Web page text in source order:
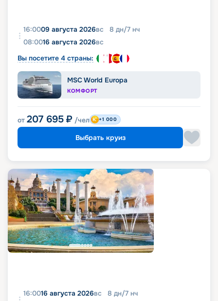
16:0009 августа 2026вс 8 дн/7 нч
08:0016 августа 2026вс
Вы посетите 4 страны:
MSC World Europa
КОМФОРТ
от 207 695 ₽ /чел +1 000
Выбрать круиз
16:0016 августа 2026вс 8 дн/7 нч